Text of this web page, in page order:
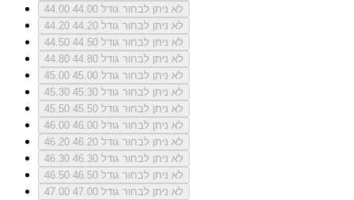
44.00
לא ניתן לבחור גודל 44.00
44.20
לא ניתן לבחור גודל 44.20
44.50
לא ניתן לבחור גודל 44.50
44.80
לא ניתן לבחור גודל 44.80
45.00
לא ניתן לבחור גודל 45.00
45.30
לא ניתן לבחור גודל 45.30
45.50
לא ניתן לבחור גודל 45.50
46.00
לא ניתן לבחור גודל 46.00
46.20
לא ניתן לבחור גודל 46.20
46.30
לא ניתן לבחור גודל 46.30
46.50
לא ניתן לבחור גודל 46.50
47.00
לא ניתן לבחור גודל 47.00